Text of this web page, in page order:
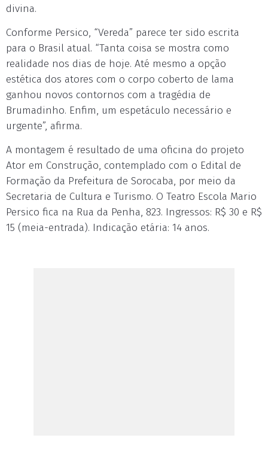
divina.
Conforme Persico, “Vereda” parece ter sido escrita
para o Brasil atual. “Tanta coisa se mostra como
realidade nos dias de hoje. Até mesmo a opção
estética dos atores com o corpo coberto de lama
ganhou novos contornos com a tragédia de
Brumadinho. Enfim, um espetáculo necessário e
urgente”, afirma.
A montagem é resultado de uma oficina do projeto
Ator em Construção, contemplado com o Edital de
Formação da Prefeitura de Sorocaba, por meio da
Secretaria de Cultura e Turismo. O Teatro Escola Mario
Persico fica na Rua da Penha, 823. Ingressos: R$ 30 e R$
15 (meia-entrada). Indicação etária: 14 anos.